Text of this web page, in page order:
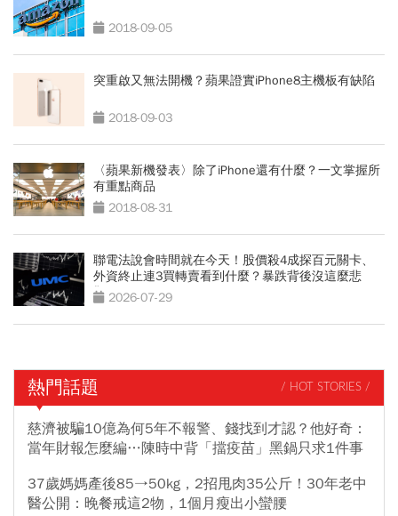
2018-09-05
突重啟又無法開機？蘋果證實iPhone8主機板有缺陷
2018-09-03
〈蘋果新機發表〉除了iPhone還有什麼？一文掌握所
有重點商品
2018-08-31
聯電法說會時間就在今天！股價殺4成探百元關卡、
外資終止連3買轉賣看到什麼？暴跌背後沒這麼悲
觀？2026-07-29
熱門話題 / HOT STORIES /
慈濟被騙10億為何5年不報警、錢找到才認？他好奇：
當年財報怎麼編…陳時中背「擋疫苗」黑鍋只求1件事
37歲媽媽產後85→50kg，2招甩肉35公斤！30年老中
醫公開：晚餐戒這2物，1個月瘦出小蠻腰